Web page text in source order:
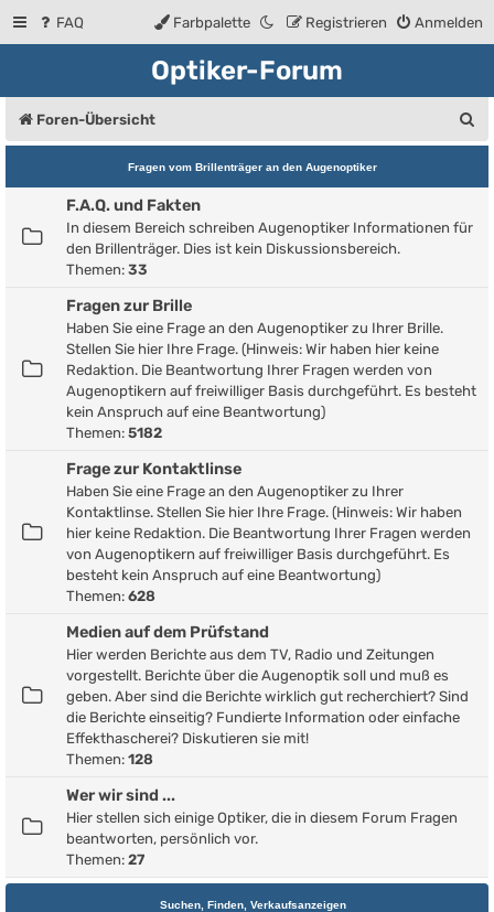
FAQ Anmelden
Registrieren
Farbpalette
Optiker-Forum
Foren-Übersicht
u
Fragen vom Brillenträger an den Augenoptiker
F.A.Q. und Fakten
In diesem Bereich schreiben Augenoptiker Informationen für
den Brillenträger. Dies ist kein Diskussionsbereich.
Themen: 33
Fragen zur Brille
Haben Sie eine Frage an den Augenoptiker zu Ihrer Brille.
Stellen Sie hier Ihre Frage. (Hinweis: Wir haben hier keine
Redaktion. Die Beantwortung Ihrer Fragen werden von
Augenoptikern auf freiwilliger Basis durchgeführt. Es besteht
kein Anspruch auf eine Beantwortung)
Themen: 5182
Frage zur Kontaktlinse
Haben Sie eine Frage an den Augenoptiker zu Ihrer
Kontaktlinse. Stellen Sie hier Ihre Frage. (Hinweis: Wir haben
hier keine Redaktion. Die Beantwortung Ihrer Fragen werden
von Augenoptikern auf freiwilliger Basis durchgeführt. Es
besteht kein Anspruch auf eine Beantwortung)
Themen: 628
Medien auf dem Prüfstand
Hier werden Berichte aus dem TV, Radio und Zeitungen
vorgestellt. Berichte über die Augenoptik soll und muß es
geben. Aber sind die Berichte wirklich gut recherchiert? Sind
die Berichte einseitig? Fundierte Information oder einfache
Effekthascherei? Diskutieren sie mit!
Themen: 128
Wer wir sind ...
Hier stellen sich einige Optiker, die in diesem Forum Fragen
beantworten, persönlich vor.
Themen: 27
Suchen, Finden, Verkaufsanzeigen